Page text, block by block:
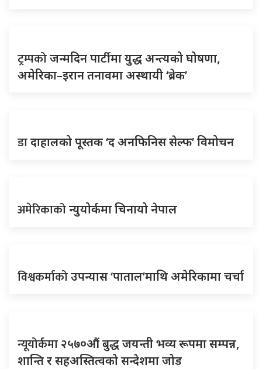
ट्रम्पकोजन्मदिन पार्टीमा युद्ध अन्त्यको घोषणा,
अमेरिका–इरान तनावमा अस्थायी ‘ब्रेक’
डादाहालको पूस्तक ‘द अनफिनिस सेल्फ’ विमोचन
अमेरिकाकोन्युयोर्कमा चिनायो नेपाल
विश्वकर्माकोउपन्यास ‘पाताल’माथि अमेरिकामा चर्चा
न्यूयोर्कमा २५७०औं बुद्ध जयन्ती भव्य रूपमा सम्पन्न,
शान्ति र सहअस्तित्वको सन्देशमा जोड